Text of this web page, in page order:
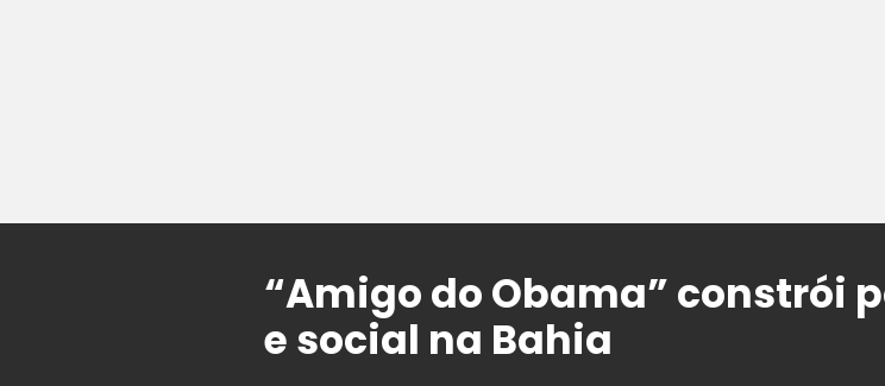
“Amigo do Obama” constrói
e social na Bahia